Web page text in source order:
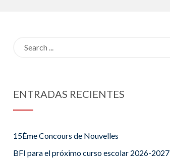
ENTRADAS RECIENTES
15Ème Concours de Nouvelles
BFI para el próximo curso escolar 2026-2027